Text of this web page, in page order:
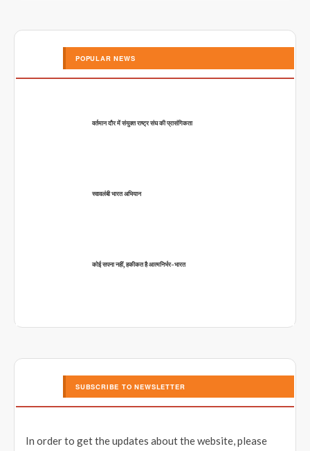
POPULAR NEWS
वर्तमान दौर में संयुक्त राष्ट्र संघ की प्रासंगिकता
स्वावलंबी भारत अभियान
कोई सपना नहीं, हकीकत है आत्मनिर्भर-भारत
SUBSCRIBE TO NEWSLETTER
In order to get the updates about the website, please